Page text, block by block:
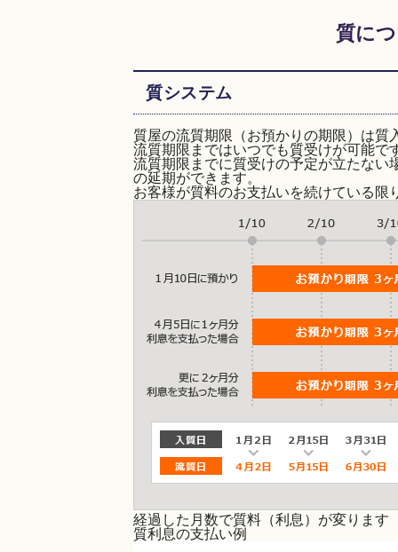
質に
質システム
質屋の流質期限（お預かりの期限）は質
流質期限まではいつでも質受けが可能で
流質期限までに質受けの予定が立たない
の延期ができます。
お客様が質料のお支払いを続けている限
経過した月数で質料（利息）が変ります
質利息の支払い例